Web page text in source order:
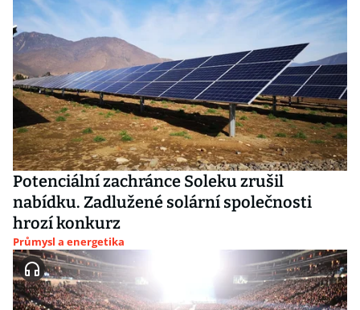
Potenciální zachránce Soleku zrušil
nabídku. Zadlužené solární společnosti
hrozí konkurz
Průmysl a energetika